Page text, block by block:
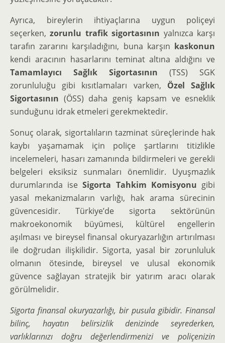
Ayrıca, bireylerin ihtiyaçlarına uygun poliçeyi
seçerken,zorunlu trafik sigortasının yalnızca karşı
tarafın zararını karşıladığını, buna karşın kaskonun
kendi aracının hasarlarını teminat altına aldığını ve
Tamamlayıcı Sağlık Sigortasının (TSS) SGK
zorunluluğu gibi kısıtlamaları varken, Özel Sağlık
Sigortasının (ÖSS) daha geniş kapsam ve esneklik
sunduğunu idrak etmeleri gerekmektedir.
Sonuç olarak, sigortalıların tazminat süreçlerinde hak
kaybı yaşamamak için poliçe şartlarını titizlikle
incelemeleri, hasarı zamanında bildirmeleri ve gerekli
belgeleri eksiksiz sunmaları önemlidir. Uyuşmazlık
durumlarında iseSigorta Tahkim Komisyonu gibi
yasal mekanizmaların varlığı, hak arama sürecinin
güvencesidir. Türkiye’de sigorta sektörünün
makroekonomik büyümesi, kültürel engellerin
aşılması ve bireysel finansal okuryazarlığın artırılması
ile doğrudan ilişkilidir. Sigorta, yasal bir zorunluluk
olmanın ötesinde, bireysel ve ulusal ekonomik
güvence sağlayan stratejik bir yatırım aracı olarak
görülmelidir.
Sigorta finansal okuryazarlığı, bir pusula gibidir. Finansal
bilinç, hayatın belirsizlik denizinde seyrederken,
varlıklarınızı doğru değerlendirmenizi ve poliçenizin